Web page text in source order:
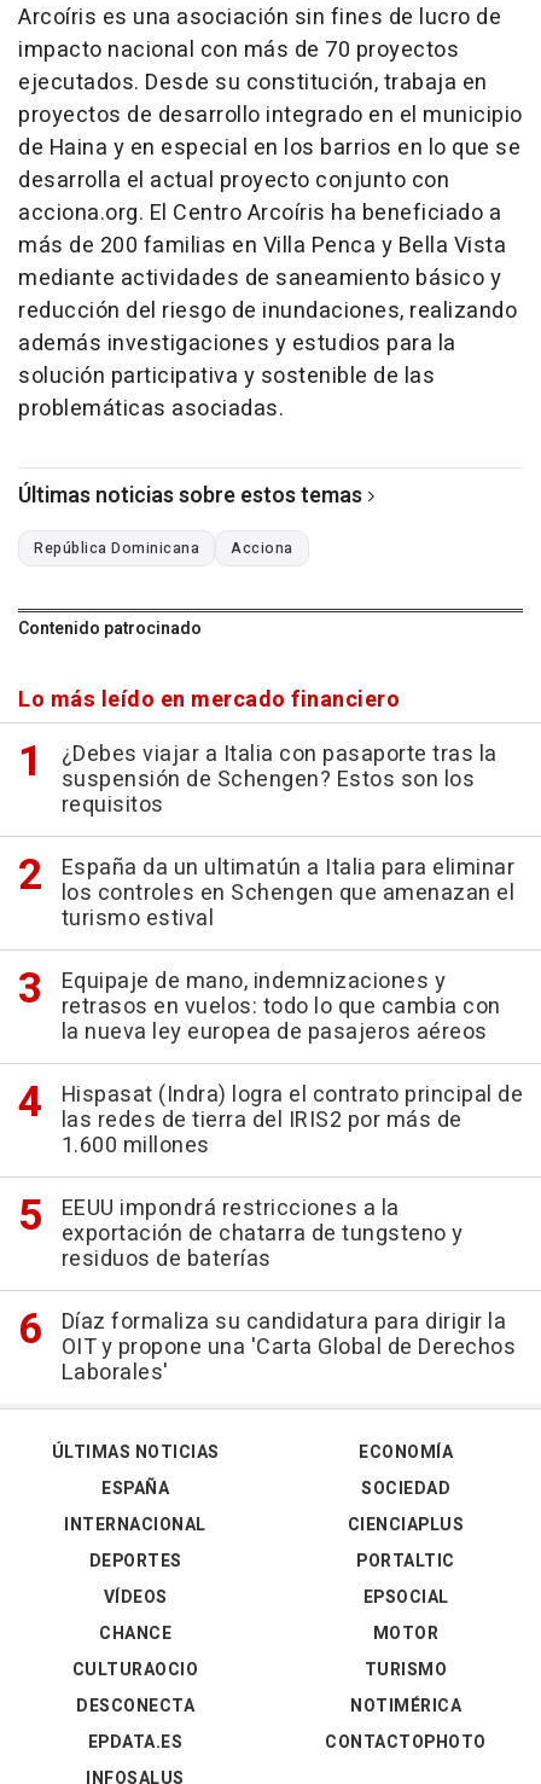
Arcoíris es una asociación sin fines de lucro de
impacto nacional con más de 70 proyectos
ejecutados. Desde su constitución, trabaja en
proyectos de desarrollo integrado en el municipio
de Haina y en especial en los barrios en lo que se
desarrolla el actual proyecto conjunto con
acciona.org. El Centro Arcoíris ha beneficiado a
más de 200 familias en Villa Penca y Bella Vista
mediante actividades de saneamiento básico y
reducción del riesgo de inundaciones, realizando
además investigaciones y estudios para la
solución participativa y sostenible de las
problemáticas asociadas.
Últimas noticias sobre estos temas
República Dominicana Acciona
Contenido patrocinado
Lo más leído en mercado financiero
¿Debes viajar a Italia con pasaporte tras la
suspensión de Schengen? Estos son los
requisitos
España da un ultimatún a Italia para eliminar
los controles en Schengen que amenazan el
turismo estival
Equipaje de mano, indemnizaciones y
retrasos en vuelos: todo lo que cambia con
la nueva ley europea de pasajeros aéreos
Hispasat (Indra) logra el contrato principal de
las redes de tierra del IRIS2 por más de
1.600 millones
EEUU impondrá restricciones a la
exportación de chatarra de tungsteno y
residuos de baterías
Díaz formaliza su candidatura para dirigir la
OIT y propone una 'Carta Global de Derechos
Laborales'
ÚLTIMAS NOTICIAS
ESPAÑA
INTERNACIONAL
DEPORTES
VÍDEOS
ECONOMÍA
SOCIEDAD
CIENCIAPLUS
PORTALTIC
EPSOCIAL
CHANCE
CULTURAOCIO
DESCONECTA
EPDATA.ES
MOTOR
TURISMO
NOTIMÉRICA
CONTACTOPHOTO